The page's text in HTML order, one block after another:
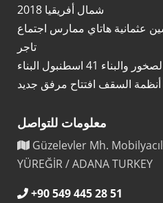
شمال أفريقيا 2018
أضنة مرسين عثمانية هاتاي ممارس اجتماع
تاجر
41 اسطنبول البناء
أنظمة السقف افتتاح مرفق جديد
معلومات للتواصل
Güzelevler Mh.
YÜREĞİR / ADANA TURKEY
+90 549 445 28 51